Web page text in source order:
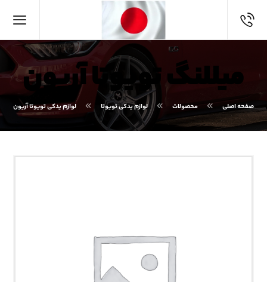
میللنگ تویوتا آریون
صفحه اصلی محصولات لوازم یدکی تویوتا لوازم یدکی تویوتا آریون